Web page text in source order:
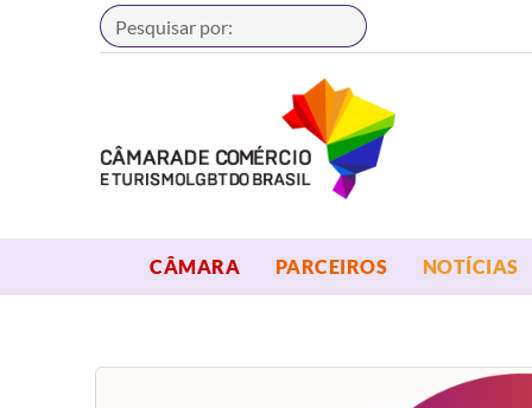
Buscar
CÂMARA OPEN MENU
PARCEIROS OPEN MENU
NOTÍCIAS